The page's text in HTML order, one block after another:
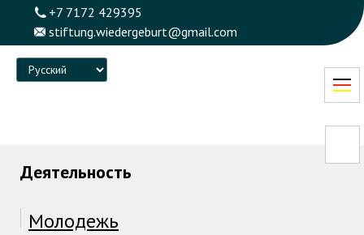
+7 7172 429395
stiftung.wiedergeburt@gmail.com
Language
Деятельность
Молодежь